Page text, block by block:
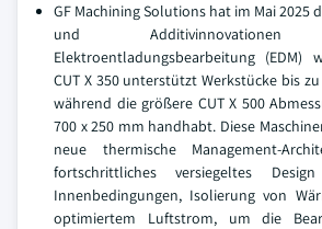
GF Machining Solutions hat im Mai 2025
und
Elektroentladungsbearbeitung (EDM)
CUT X 350 unterstützt Werkstücke bis
während die größere CUT X 500
700 x 250 mm handhabt. Diese
neue thermische Management-
fortschrittliches versiegeltes
Innenbedingungen, Isolierung von
optimiertem Luftstrom, um die